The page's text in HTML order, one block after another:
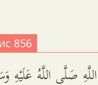
856
صَلَّى اللَّهُ عَلَيْهِ